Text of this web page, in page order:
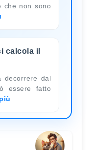
che non sono
calcola il
decorrere dal
essere fatto